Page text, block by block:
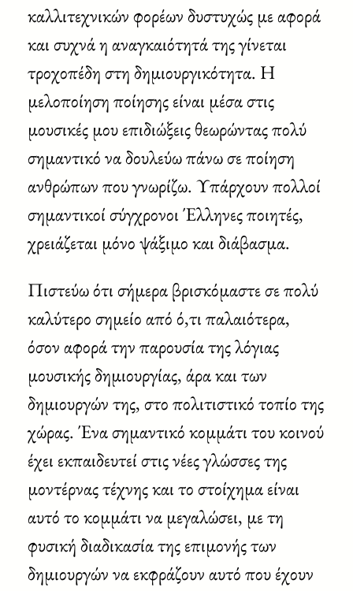
καλλιτεχνικών φορέων δυστυχώς με αφορά
και συχνά η αναγκαιότητά της γίνεται
τροχοπέδη στη δημιουργικότητα. Η
μελοποίηση ποίησης είναι μέσα στις
μουσικές μου επιδιώξεις θεωρώντας πολύ
σημαντικό να δουλεύω πάνω σε ποίηση
ανθρώπων που γνωρίζω. Υπάρχουν πολλοί
σημαντικοί σύγχρονοι Έλληνες ποιητές,
χρειάζεται μόνο ψάξιμο και διάβασμα.
Πιστεύω ότι σήμερα βρισκόμαστε σε πολύ
καλύτερο σημείο από ό,τι παλαιότερα,
όσον αφορά την παρουσία της λόγιας
μουσικής δημιουργίας, άρα και των
δημιουργών της, στο πολιτιστικό τοπίο της
χώρας. Ένα σημαντικό κομμάτι του κοινού
έχει εκπαιδευτεί στις νέες γλώσσες της
μοντέρνας τέχνης και το στοίχημα είναι
αυτό το κομμάτι να μεγαλώσει, με τη
φυσική διαδικασία της επιμονής των
δημιουργών να εκφράζουν αυτό που έχουν